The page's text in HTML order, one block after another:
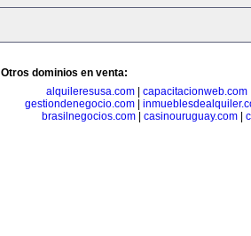
Otros dominios en venta:
alquileresusa.com
capacitacionweb.com
gestiondenegocio.com|
brasilnegocios.com| casinouruguay.com|